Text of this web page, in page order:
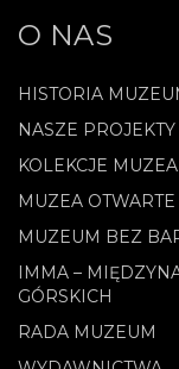
O NAS
HISTORIA
NASZE PROJEKTY
KOLEKCJE
MUZEA OTWARTE
MUZEUM BEZ
IMMA –
GÓRSKICH
RADA MUZEUM